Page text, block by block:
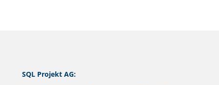
SQL Projekt AG: